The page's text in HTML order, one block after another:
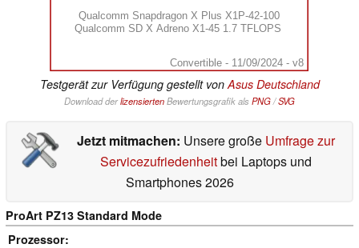
Qualcomm Snapdragon X Plus X1P-42-100
Qualcomm SD X Adreno X1-45 1.7 TFLOPS
Convertible - 11/09/2024 - v8
Testgerät zur Verfügung gestellt von Asus Deutschland
Download derlizensiertenBewertungsgrafik als PNG/SVG
Jetzt mitmachen: Unsere große Umfrage zur
Servicezufriedenheitbei Laptops und
Smartphones 2026
ProArt PZ13 Standard Mode
Prozessor